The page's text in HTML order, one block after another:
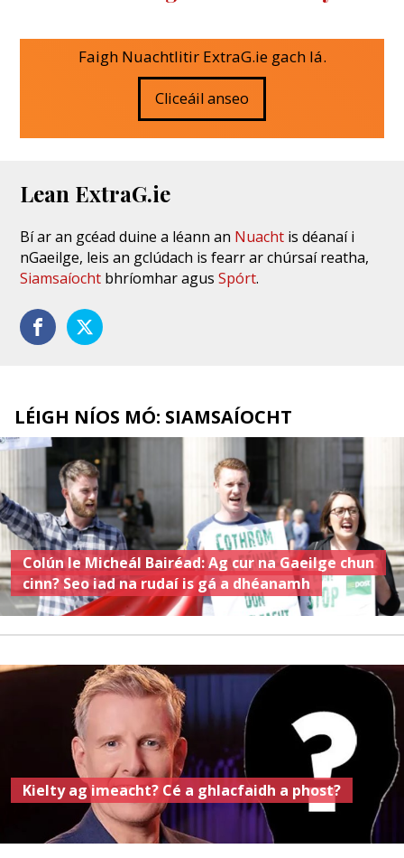
Faigh Nuachtlitir ExtraG.ie gach lá.
Cliceáil anseo
Lean ExtraG.ie
Bí ar an gcéad duine a léann an Nuacht is déanaí i
nGaeilge, leis an gclúdach is fearr ar chúrsaí reatha,
Siamsaíocht bhríomhar agusSpórt.
LÉIGH NÍOS MÓ: SIAMSAÍOCHT
Colún le Micheál Bairéad: Ag cur na Gaeilge chun
cinn? Seo iad na rudaí is gá a dhéanamh
Kielty ag imeacht? Cé a ghlacfaidh a phost?